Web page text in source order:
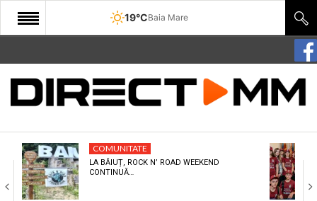
19°CBaia Mare
START
COMUNITATE
CULTURA
ECONOMIE
COMUNITATE
LA BĂIUȚ, ROCK N’ ROAD WEEKEND
CONTINUĂ…